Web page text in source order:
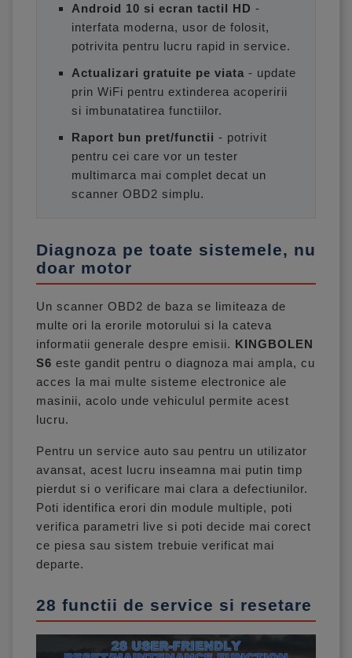
Android 10 si ecran tactil HD -
interfata moderna, usor de folosit,
potrivita pentru lucru rapid in service.
Actualizari gratuite pe viata - update
prin WiFi pentru extinderea acoperirii
si imbunatatirea functiilor.
Raport bun pret/functii - potrivit
pentru cei care vor un tester
multimarca mai complet decat un
scanner OBD2 simplu.
Diagnoza pe toate sistemele, nu
doar motor
Un scanner OBD2 de baza se limiteaza de
multe ori la erorile motorului si la cateva
informatii generale despre emisii. KINGBOLEN
S6 este gandit pentru o diagnoza mai ampla, cu
acces la mai multe sisteme electronice ale
masinii, acolo unde vehiculul permite acest
lucru.
Pentru un service auto sau pentru un utilizator
avansat, acest lucru inseamna mai putin timp
pierdut si o verificare mai clara a defectiunilor.
Poti identifica erori din module multiple, poti
verifica parametri live si poti decide mai corect
ce piesa sau sistem trebuie verificat mai
departe.
28 functii de service si resetare